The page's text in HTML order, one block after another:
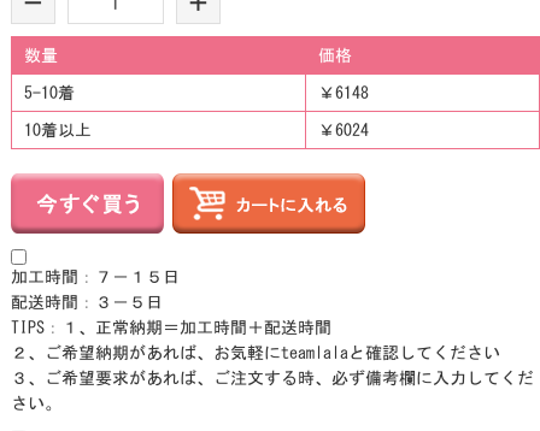
数量 価格
5-10着 ￥6148
10着以上 ￥6024
加工時間：７－１５日
配送時間：３－５日
TIPS：１、正常納期＝加工時間＋配送時間
２、ご希望納期があれば、お気軽にteamlalaと確認してください
３、ご希望要求があれば、ご注文する時、必ず備考欄に入力してくだ
さい。